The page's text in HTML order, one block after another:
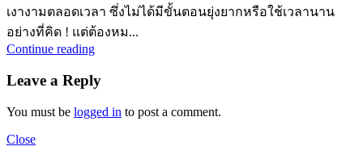
เงางามตลอดเวลา ซึ่งไม่ได้มีขั้นตอนยุ่งยากหรือใช้เวลานาน
อย่างที่คิด ! แต่ต้องหม...
Continue reading
Leave a Reply
You must be logged in to post a comment.
Close